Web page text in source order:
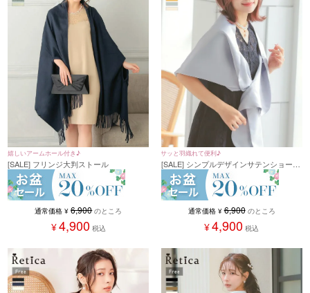
嬉しいアームホール付き♪
[SALE] フリンジ大判ストール
通常価格 ¥ 6,900 のところ
¥4,900 税込
サッと羽織れて便利♪
[SALE] シンプルデザインサテンショール
(フリーサイズ)
通常価格 ¥ 6,900 のところ
¥4,900 税込